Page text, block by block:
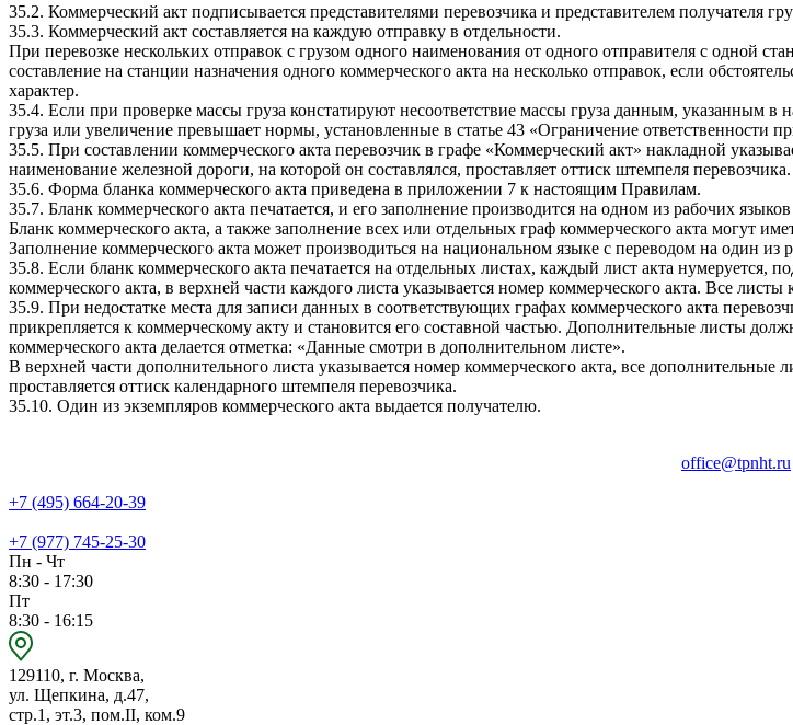
35.2. Коммерческий акт подписывается представителями перевозчика и представителем получателя
35.3. Коммерческий акт составляется на каждую отправку в отдельности.
При перевозке нескольких отправок с грузом одного наименования от одного отправителя с одной
составление на станции назначения одного коммерческого акта на несколько отправок, если
характер.
35.4. Если при проверке массы груза констатируют несоответствие массы груза данным, указанным
груза или увеличение превышает нормы, установленные в статье 43 «Ограничение ответственности
35.5. При составлении коммерческого акта перевозчик в графе «Коммерческий акт» накладной
наименование железной дороги, на которой он составлялся, проставляет оттиск штемпеля перевозчика.
35.6. Форма бланка коммерческого акта приведена в приложении 7 к настоящим Правилам.
35.7. Бланк коммерческого акта печатается, и его заполнение производится на одном из рабочих
Бланк коммерческого акта, а также заполнение всех или отдельных граф коммерческого акта могут
Заполнение коммерческого акта может производиться на национальном языке с переводом на
35.8. Если бланк коммерческого акта печатается на отдельных листах, каждый лист акта нумеруется,
коммерческого акта, в верхней части каждого листа указывается номер коммерческого акта. Все листы
35.9. При недостатке места для записи данных в соответствующих графах коммерческого акта
прикрепляется к коммерческому акту и становится его составной частью. Дополнительные листы
коммерческого акта делается отметка: «Данные смотри в дополнительном листе».
В верхней части дополнительного листа указывается номер коммерческого акта, все
проставляется оттиск календарного штемпеля перевозчика.
35.10. Один из экземпляров коммерческого акта выдается получателю.
office@tpnht.ru
+7 (495) 664-20-39
+7 (977) 745-25-30
Пн - Чт
8:30 - 17:30
Пт
8:30 - 16:15
129110, г. Москва,
ул. Щепкина, д.47,
стр.1, эт.3, пом.II, ком.9